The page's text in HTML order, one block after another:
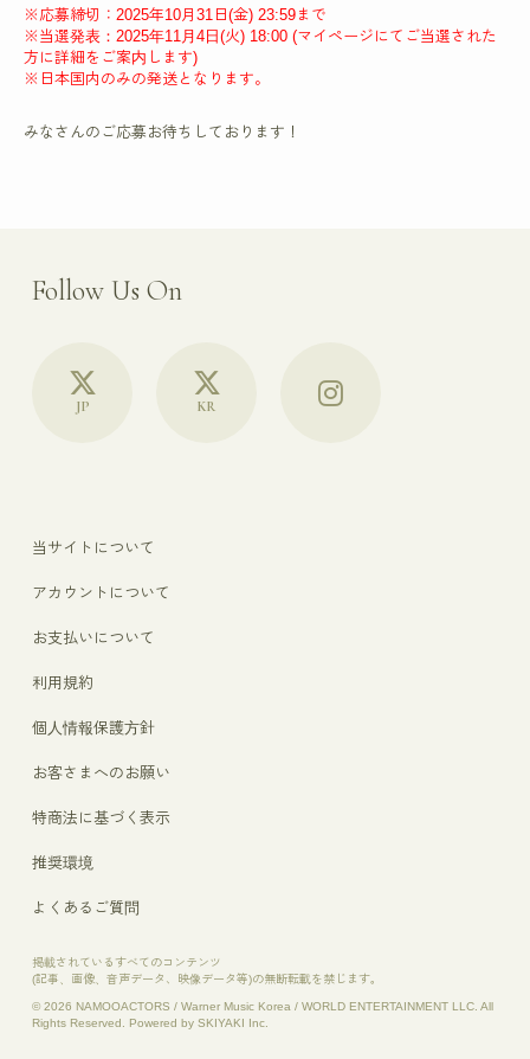
※応募締切：2025年10月31日(金) 23:59まで
※当選発表：2025年11月4日(火) 18:00 (マイページにてご当選された
方に詳細をご案内します)
※日本国内のみの発送となります。
みなさんのご応募お待ちしております！
Follow Us On
JP KR
当サイトについて
アカウントについて
お支払いについて
利用規約
個人情報保護方針
お客さまへのお願い
特商法に基づく表示
推奨環境
よくあるご質問
掲載されているすべてのコンテンツ
(記事、画像、音声データ、映像データ等)の無断転載を禁じます。
© 2026 NAMOOACTORS / Warner Music Korea / WORLD ENTERTAINMENT LLC. All
Rights Reserved. Powered by SKIYAKI Inc.